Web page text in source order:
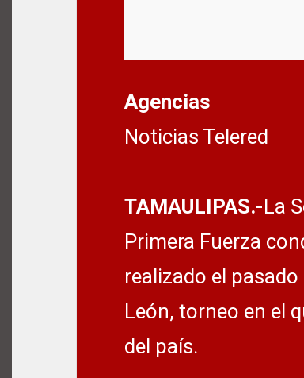
Agencias
Noticias Telered
TAMAULIPAS.-La
Primera Fuerza
realizado el
León, torneo en el
del país.